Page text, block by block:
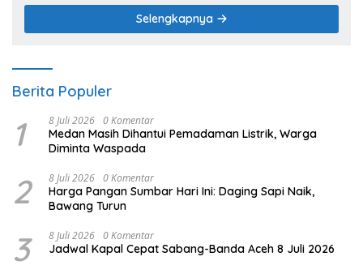
Selengkapnya
Berita Populer
1 8 Juli 2026 0 Komentar
Medan Masih Dihantui Pemadaman Listrik, Warga
Diminta Waspada
2 8 Juli 2026 0 Komentar
Harga Pangan Sumbar Hari Ini: Daging Sapi Naik,
Bawang Turun
3 8 Juli 2026 0 Komentar
Jadwal Kapal Cepat Sabang-Banda Aceh 8 Juli 2026